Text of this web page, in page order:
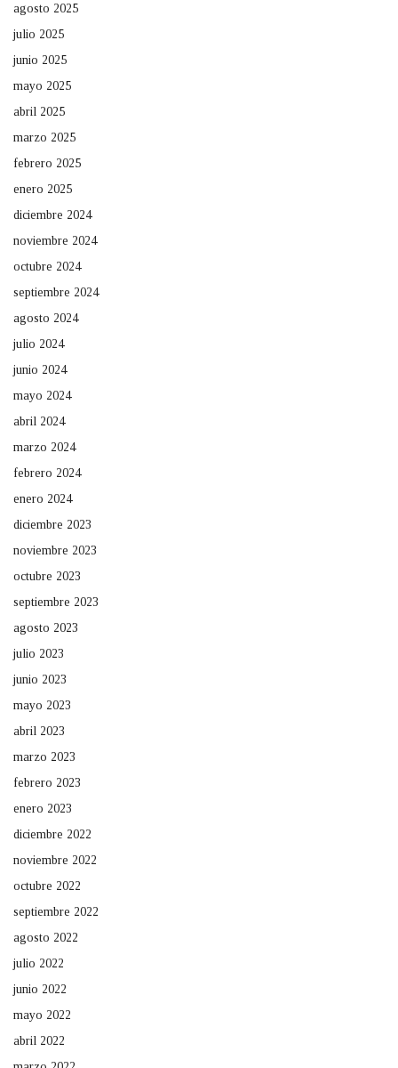
agosto 2025
julio 2025
junio 2025
mayo 2025
abril 2025
marzo 2025
febrero 2025
enero 2025
diciembre 2024
noviembre 2024
octubre 2024
septiembre 2024
agosto 2024
julio 2024
junio 2024
mayo 2024
abril 2024
marzo 2024
febrero 2024
enero 2024
diciembre 2023
noviembre 2023
octubre 2023
septiembre 2023
agosto 2023
julio 2023
junio 2023
mayo 2023
abril 2023
marzo 2023
febrero 2023
enero 2023
diciembre 2022
noviembre 2022
octubre 2022
septiembre 2022
agosto 2022
julio 2022
junio 2022
mayo 2022
abril 2022